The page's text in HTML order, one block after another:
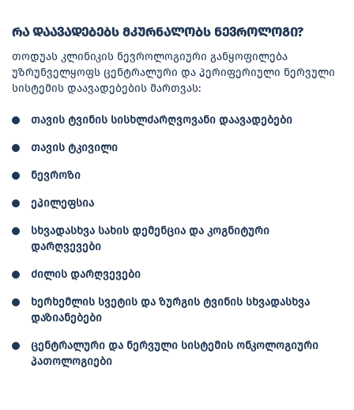
რა დაავადებებს მკურნალობს ნევროლოგი?
თოდუას კლინიკის ნევროლოგიური განყოფილება
უზრუნველყოფს ცენტრალური და პერიფერიული ნერვული
სისტემის დაავადებების მართვას:
თავის ტვინის სისხლძარღვოვანი დაავადებები
თავის ტკივილი
ნევროზი
ეპილეფსია
სხვადასხვა სახის დემენცია და კოგნიტური
დარღვევები
ძილის დარღვევები
ხერხემლის სვეტის და ზურგის ტვინის სხვადასხვა
დაზიანებები
ცენტრალური და ნერვული სისტემის ონკოლოგიური
პათოლოგიები